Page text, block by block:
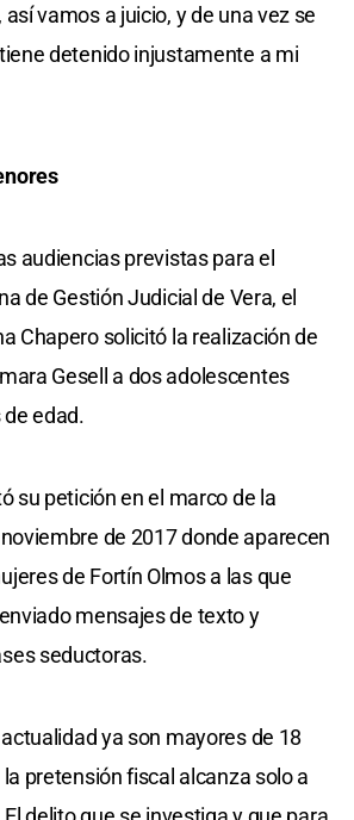
vamos a juicio, y de una vez se
detenido injustamente a mi
audiencias previstas para el
de Gestión Judicial de Vera, el
Chapero solicitó la realización de
Gesell a dos adolescentes
edad.
su petición en el marco de la
de 2017 donde aparecen
de Fortín Olmos a las que
mensajes de texto y
seductoras.
ya son mayores de 18
pretensión fiscal alcanza solo a